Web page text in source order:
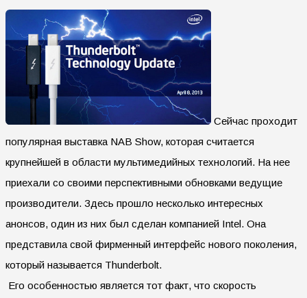
Сейчас проходит
популярная выставка NAB Show, которая считается
крупнейшей в области мультимедийных технологий. На нее
приехали со своими перспективными обновками ведущие
производители. Здесь прошло несколько интересных
анонсов, один из них был сделан компанией Intel. Она
представила свой фирменный интерфейс нового поколения,
который называется Thunderbolt.
Его особенностью является тот факт, что скорость